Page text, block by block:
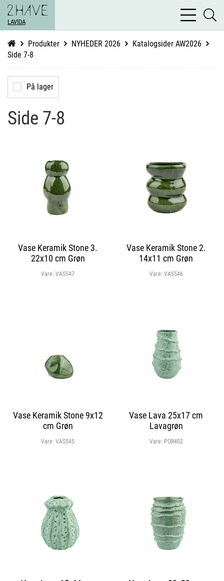
LAVIDA
bars
light
Produkter NYHEDER 2026
Katalogsider AW2026
Side 7-8
På lager
Side 7-8
Vase Keramik Stone 3.
22x10 cm Grøn
Vare:VAS547
Vase Keramik Stone 2.
14x11 cm Grøn
Vare: VAS546
Vase Keramik Stone 9x12
cm Grøn
Vare:VAS545
Vase Lava 25x17 cm
Lavagrøn
Vare: POR402